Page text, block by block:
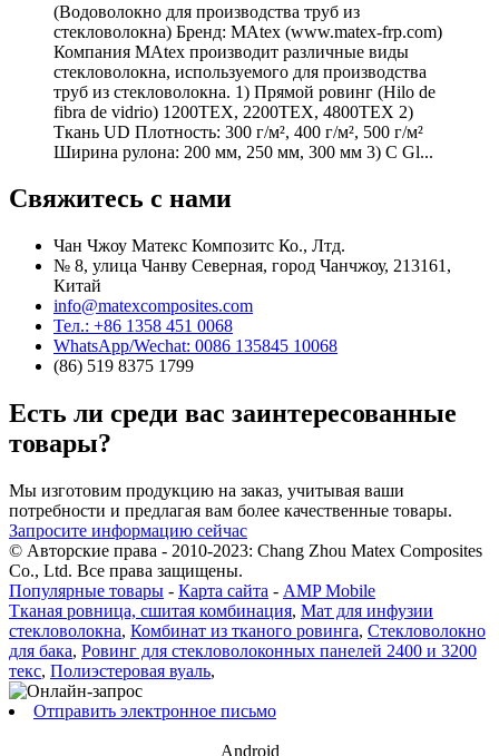
(Водоволокно для производства труб из
стекловолокна) Бренд: MAtex (www.matex-frp.com)
Компания MAtex производит различные виды
стекловолокна, используемого для производства
труб из стекловолокна. 1) Прямой ровинг (Hilo de
fibra de vidrio) 1200TEX, 2200TEX, 4800TEX 2)
Ткань UD Плотность: 300 г/м², 400 г/м², 500 г/м²
Ширина рулона: 200 мм, 250 мм, 300 мм 3) C Gl...
Свяжитесь с нами
Чан Чжоу Матекс Композитс Ко., Лтд.
№ 8, улица Чанву Северная, город Чанчжоу, 213161,
Китай
info@matexcomposites.com
Тел.: +86 1358 451 0068
WhatsApp/Wechat: 0086 135845 10068
(86) 519 8375 1799
Есть ли среди вас заинтересованные
товары?
Мы изготовим продукцию на заказ, учитывая ваши
потребности и предлагая вам более качественные товары.
Запросите информацию сейчас
© Авторские права - 2010-2023: Chang Zhou Matex Composites
Co., Ltd. Все права защищены.
Популярные товары - Карта сайта - AMP Mobile
Тканая ровница, сшитая комбинация, Мат для инфузии
стекловолокна, Комбинат из тканого ровинга, Стекловолокно
для бака, Ровинг для стекловолоконных панелей 2400 и 3200
текс, Полиэстеровая вуаль,
Отправить электронное письмо
Android